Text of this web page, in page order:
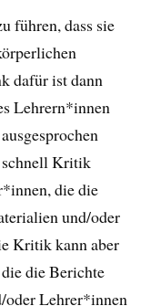
führen, dass sie
dafür ist dann
Lehrern*innen
schnell Kritik
die die
und/oder
Kritik kann aber
die Berichte
oder Lehrer*innen